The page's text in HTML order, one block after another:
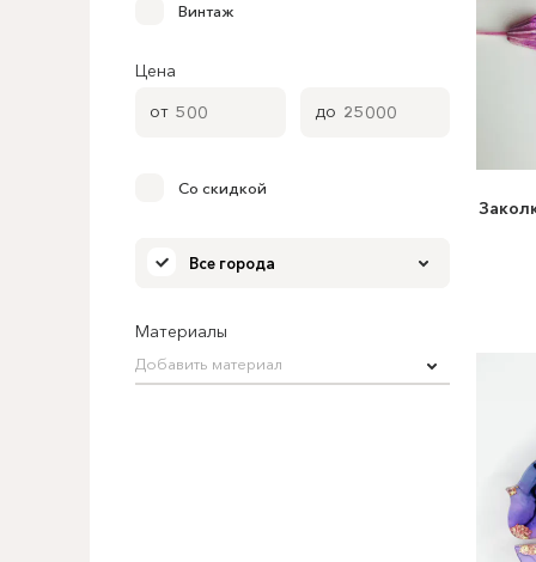
Винтаж
Цена
от
до
Со скидкой
Все города
Материалы
Добавить материал